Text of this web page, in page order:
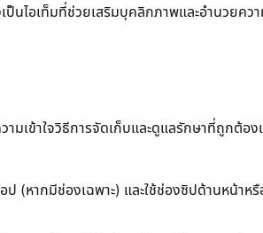
นไอเท็มที่ช่วยเสริมบุคลิกภาพและอำนวยคว
มเข้าใจวิธีการจัดเก็บและดูแลรักษาที่ถูกต้
(หากมีช่องเฉพาะ) และใช้ช่องซิปด้านหน้า